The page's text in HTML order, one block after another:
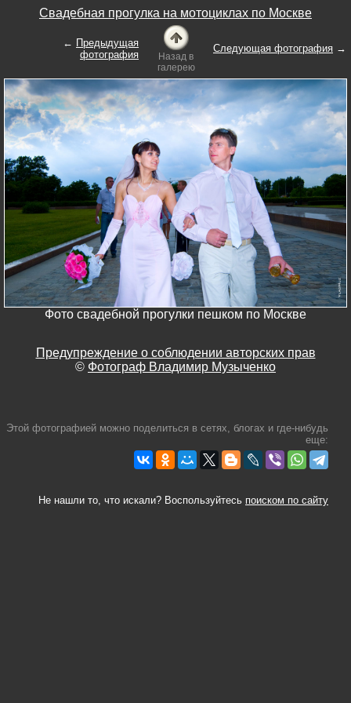
Свадебная прогулка на мотоциклах по Москве
← Предыдущая
фотография
Назад в
галерею
Следующая фотография →
Фото свадебной прогулки пешком по Москве
Предупреждение о соблюдении авторских прав
© Фотограф Владимир Музыченко
Этой фотографией можно поделиться в сетях, блогах и где-нибудь
еще:
Не нашли то, что искали? Воспользуйтесь поиском по сайту